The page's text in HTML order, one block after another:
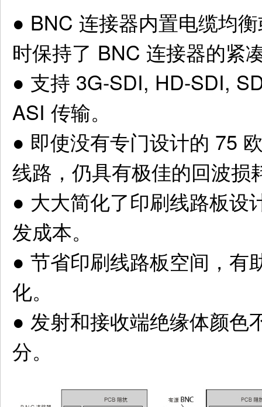
● BNC 连接器内置电缆均
时保持了 BNC 连接器的紧
● 支持 3G-SDI, HD-SDI,
ASI 传输。
● 即使没有专门设计的 75
线路，仍具有极佳的回波
● 大大简化了印刷线路板设
发成本。
● 节省印刷线路板空间，有
化。
● 发射和接收端绝缘体颜色
分。